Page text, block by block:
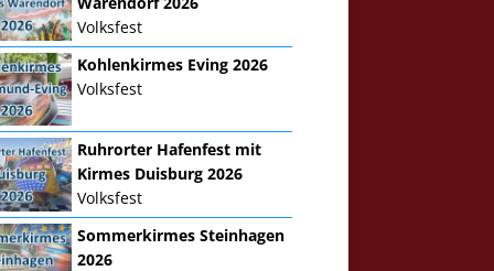
Volksfest
Kohlenkirmes Eving 2026
Volksfest
Ruhrorter Hafenfest mit
Kirmes Duisburg 2026
Volksfest
Sommerkirmes Steinhagen
2026